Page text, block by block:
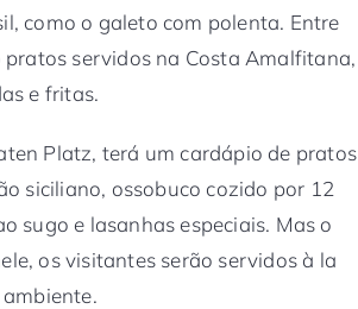
como o galeto com polenta. Entre
servidos na Costa Amalfitana,
e fritas.
Platz, terá um cardápio de pratos
siciliano, ossobuco cozido por 12
sugo e lasanhas especiais. Mas o
os visitantes serão servidos à la